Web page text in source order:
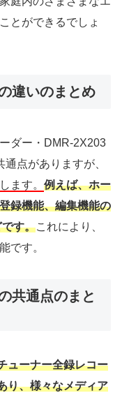
とができるでしょ
違いのまとめ
ダー・DMR-2X203
点がありますが、
ます。 例えば、ホー
録機能、編集機能の
す。これにより、
です。
共通点のまと
ューナー全録レコー
り、様々なメディア